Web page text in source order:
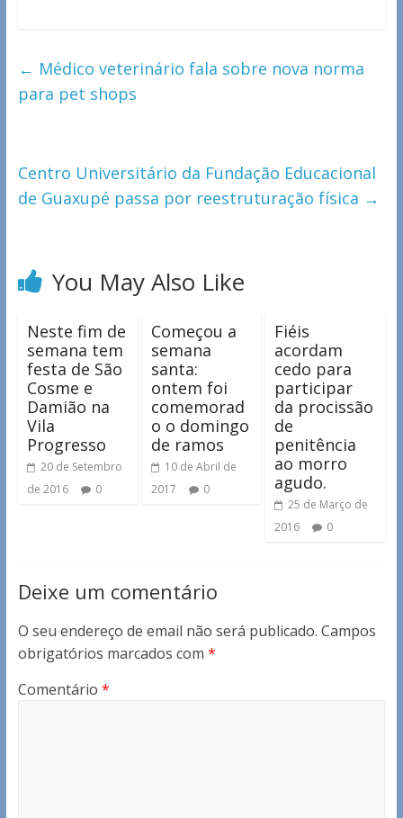
← Médico veterinário fala sobre nova norma
para pet shops
Centro Universitário da Fundação Educacional
de Guaxupé passa por reestruturação física →
You May Also Like
Neste fim de
semana tem
festa de São
Cosme e
Damião na
Vila
Progresso
20 de Setembro
de 2016
0
Começou a
semana
santa:
ontem foi
comemorad
o o domingo
de ramos
10 de Abril de
2017
0
Fiéis
acordam
cedo para
participar
da procissão
de
penitência
ao morro
agudo.
25 de Março de
2016
0
Deixe um comentário
O seu endereço de email não será publicado. Campos
obrigatórios marcados com *
Comentário *